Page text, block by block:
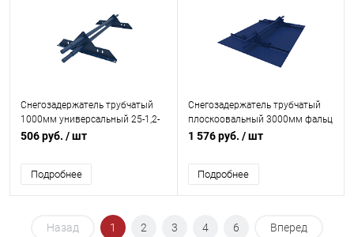
Снегозадержатель трубчатый
1000мм универсальный 25-1,2-
2,0-2 холоднокатанная сталь с
5005
506 руб. / шт
Подробнее
Снегозадержатель трубчатый
плоскоовальный 3000мм фальц
25-1,2-2,0-4 оцинкованная сталь
5002
1 576 руб. / шт
Подробнее
Назад 1 2 3 4 6 Вперед